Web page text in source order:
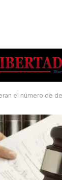
de denuncias por